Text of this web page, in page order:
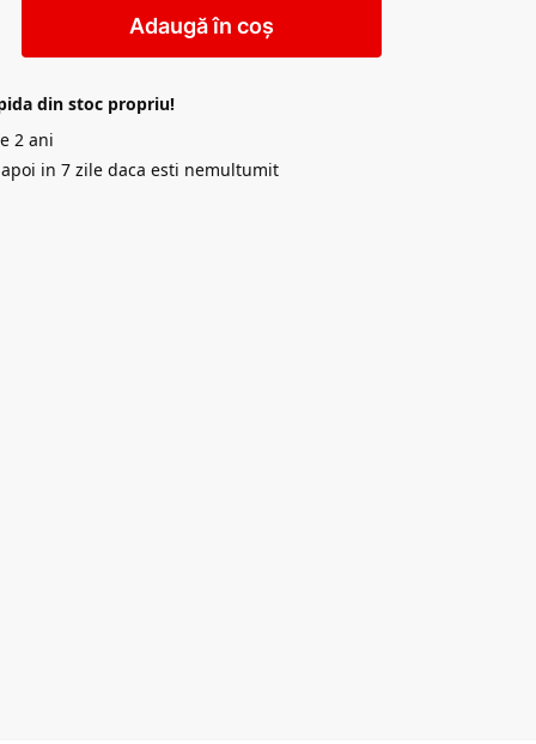
Adaugă în coș
din stoc propriu!
2 ani
in 7 zile daca esti nemultumit